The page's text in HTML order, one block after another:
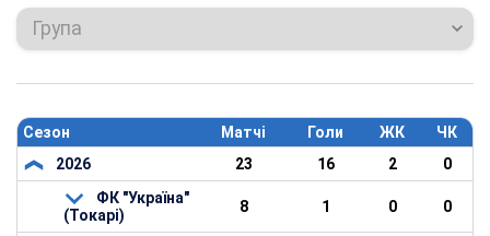
Група
Сезон Матчі Голи ЖК
ЧК
2026
23 16 2
0
ФК "Україна"
(Токарі)
8 1 0 0